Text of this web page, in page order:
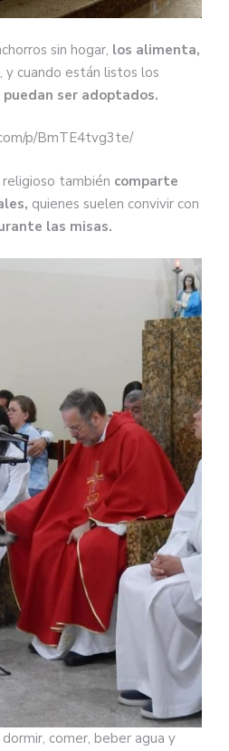
sin hogar, los alimenta,
, y cuando están listos los
puedan ser adoptados.
p/BmTE4tvg3te/
religioso también comparte
quienes suelen convivir con
las misas.
comer, beber agua y